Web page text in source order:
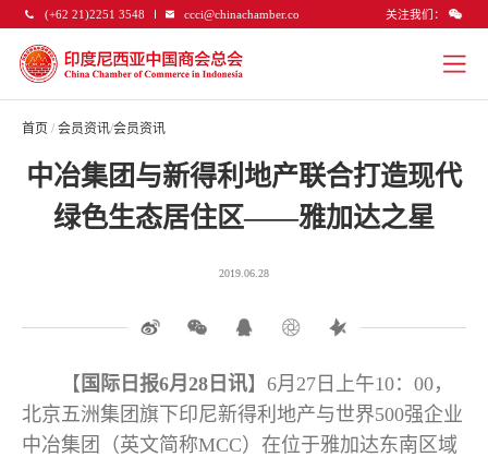
(+62 21)2251 3548 ccci@chinachamber.co 关注我们：
首页 / 会员资讯/会员资讯
中冶集团与新得利地产联合打造现代
绿色生态居住区——雅加达之星
2019.06.28
【 国际日报6月28日讯】6月27日上午10：00，
北京五洲集团旗下印尼新得利地产与世界500强企业
中冶集团（英文简称MCC）在位于雅加达东南区域